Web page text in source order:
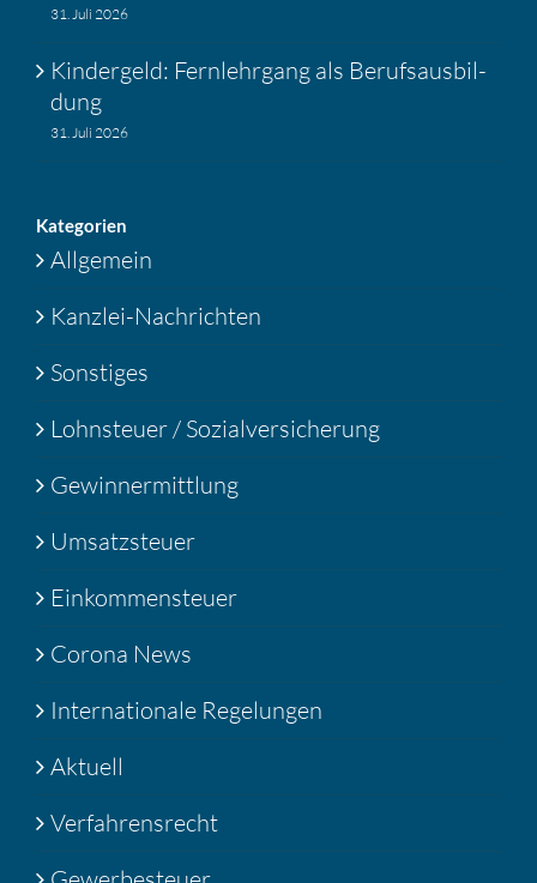
31. Juli 2026
Kinder­geld: Fernlehr­gang als Berufs­aus­bil­
dung
31. Juli 2026
Katego­rien
Allgemein
Kanzlei-Nachrichten
Sonstiges
Lohnsteuer / Sozialversicherung
Gewinnermittlung
Umsatzsteuer
Einkommensteuer
Corona News
Internationale Regelungen
Aktuell
Verfahrensrecht